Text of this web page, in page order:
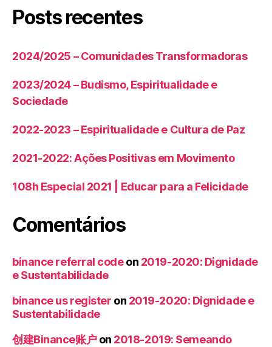
Posts recentes
2024/2025 – Comunidades Transformadoras
2023/2024 – Budismo, Espiritualidade e
Sociedade
2022-2023 – Espiritualidade e Cultura de Paz
2021-2022: Ações Positivas em Movimento
108h Especial 2021 | Educar para a Felicidade
Comentários
binance referral codeon 2019-2020: Dignidade
e Sustentabilidade
binance us register on 2019-2020: Dignidade e
Sustentabilidade
创建Binance账户on 2018-2019: Semeando